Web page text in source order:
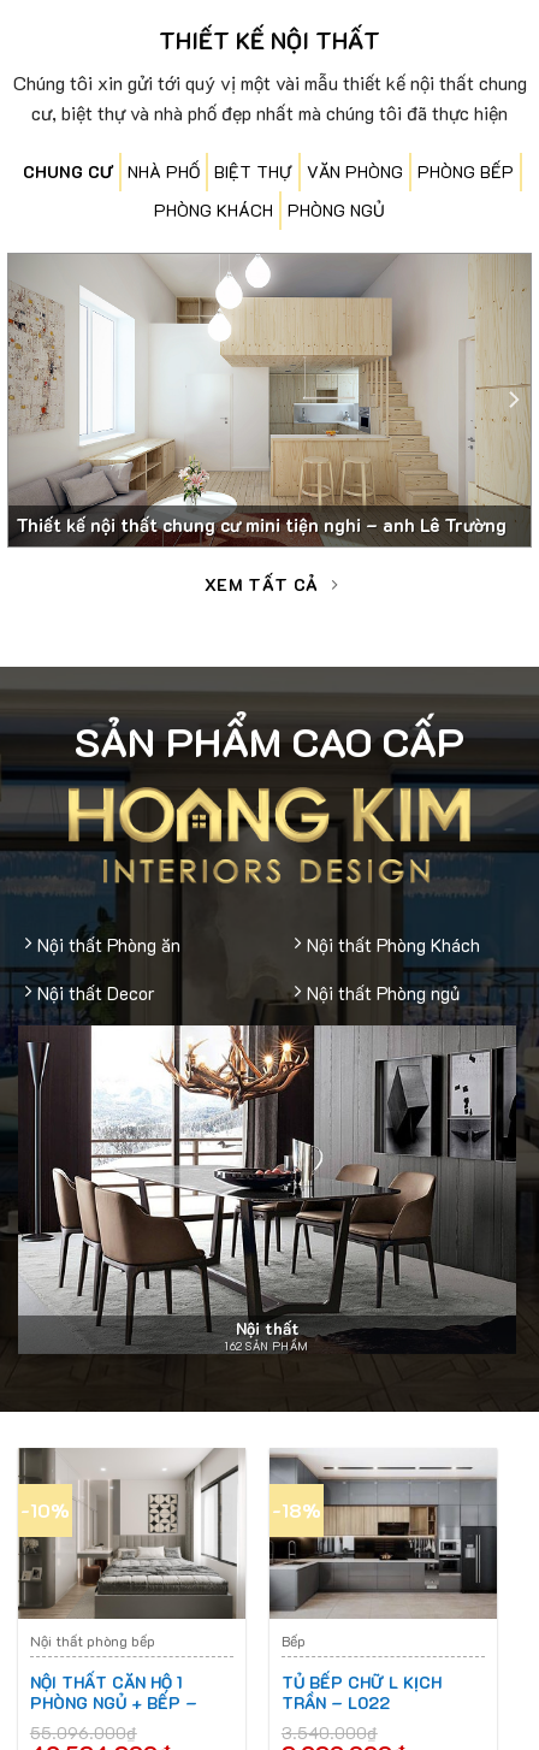
THIẾT KẾ NỘI THẤT
Chúng tôi xin gửi tới quý vị một vài mẫu thiết kế nội thất chung
cư, biệt thự và nhà phố đẹp nhất mà chúng tôi đã thực hiện
CHUNG CƯ NHÀ PHỐ BIỆT THỰ VĂN PHÒNG
PHÒNG BẾP
PHÒNG KHÁCH
PHÒNG NGỦ
Thiết kế nội thất chung cư theo phong cách hiện đại – chị
Lý
XEM TẤT CẢ
SẢN PHẨM CAO CẤP
Nội thất Phòng ăn
Nội thất Decor
Nội thất Phòng Khách
Nội thất Phòng ngủ
Nội thất
162 SẢN PHẨM
-10%
Nội thất phòng bếp
NỘI THẤT CĂN HỘ 1
PHÒNG NGỦ + BẾP –
CBPN – D026
55.096.000₫
-18%
Bếp
TỦ BẾP CHỮ L KỊCH
TRẦN – L022
3.540.000₫